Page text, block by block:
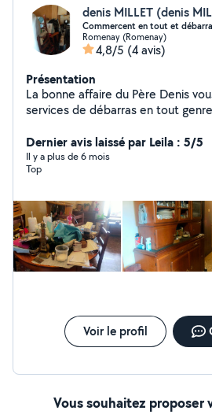
denis MILLET (denis
Commercent en tout et débarra
Romenay (Romenay)
4,8/5 (4 avis)
Présentation
La bonne affaire du Père Denis vous propose ses
services de débarras en tout genre .
ou reconditionné Récupération
électroménager ou écran plat ou
pour recyclage proprement
Dernier avis laissé par Leila : 5/5
Il y a plus de 6 mois
Top
Voir le profil
Vous souhaitez proposer